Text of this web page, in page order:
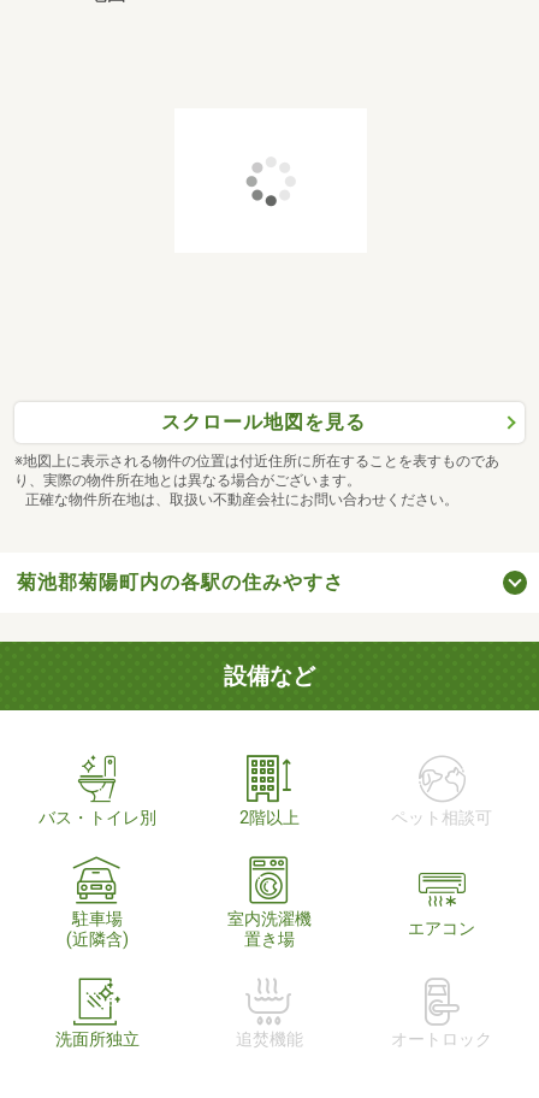
スクロール地図を見る
※地図上に表示される物件の位置は付近住所に所在することを表すものであ
り、実際の物件所在地とは異なる場合がございます。
正確な物件所在地は、取扱い不動産会社にお問い合わせください。
菊池郡菊陽町内の各駅の住みやすさ
設備など
バス・トイレ別 2階以上 ペット相談可
駐車場
(近隣含)
室内洗濯機
置き場
エアコン
洗面所独立 追焚機能 オートロック